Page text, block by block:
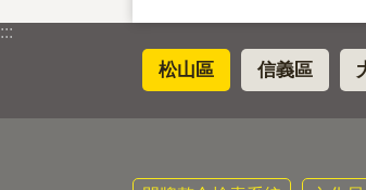
:::
松山區 信義區